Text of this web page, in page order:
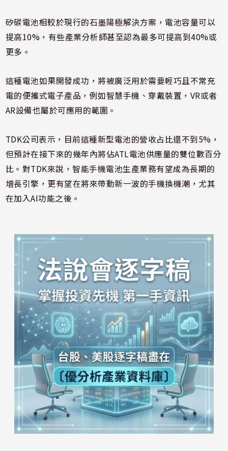
矽碳電池相較於現行的石墨陽極解決方案，電池容量可以
提高10%，有些產業分析師甚至認為最多可提高到40%或
更多。
這種電池如果開發成功，將被廣泛用於需要輕巧且不常充
電的便攜式電子產品，例如智慧手機、穿戴裝置，VR或者
AR設備也屬於可應用的範圍。
TDK公司表示，目前這種新型電池的營收占比還不到5%，
但預計在接下來的幾年內將佔ATL電池供應量的雙位數百分
比。對TDK來說，智能手機電池生產業務有望成為長期的
增長引擎，更有望在將來帶動新一波的手機換機潮，尤其
在加入AI功能之後。